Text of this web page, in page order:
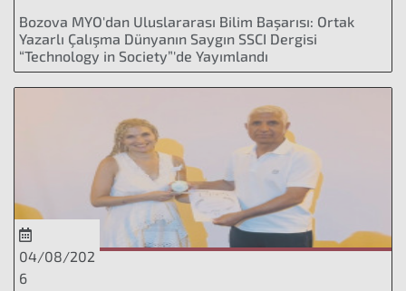
Bozova MYO'dan Uluslararası Bilim Başarısı: Ortak
Yazarlı Çalışma Dünyanın Saygın SSCI Dergisi
“Technology in Society”'de Yayımlandı
04/08/202
6